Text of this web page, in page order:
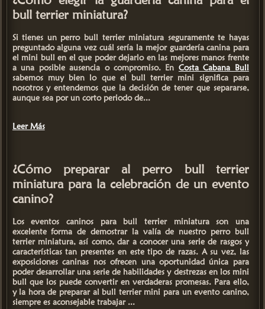
bull terrier miniatura?
Si tienes un perro bull terrier miniatura seguramente te hayas
preguntado alguna vez cuál sería la mejor guardería canina para
el mini bull en el que poder dejarlo en las mejores manos frente
a una posible ausencia o compromiso. En Costa Cabana Bull
sabemos muy bien lo que el bull terrier mini significa para
nosotros y entendemos que la decisión de tener que separarse,
aunque sea por un corto periodo de...
Leer Más
¿Cómo preparar al perro bull terrier
miniatura para la celebración de un evento
canino?
Loseventos caninos para bull terrier miniaturason una
excelente forma de demostrar la valía de nuestro perro bull
terrier miniatura, así como, dar a conocer una serie de rasgos y
características tan presentes en este tipo de razas. A su vez, las
exposiciones caninas nos ofrecen una oportunidad única para
poder desarrollar una serie de habilidades y destrezas en los mini
bull que los puede convertir en verdaderas promesas. Para ello,
y la hora de preparar al bull terrier mini para un evento canino,
siempre es aconsejable trabajar ...